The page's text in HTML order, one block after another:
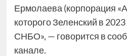
Ермолаева (корпорация
которого Зеленский в
СНБО», — говорится в
канале.